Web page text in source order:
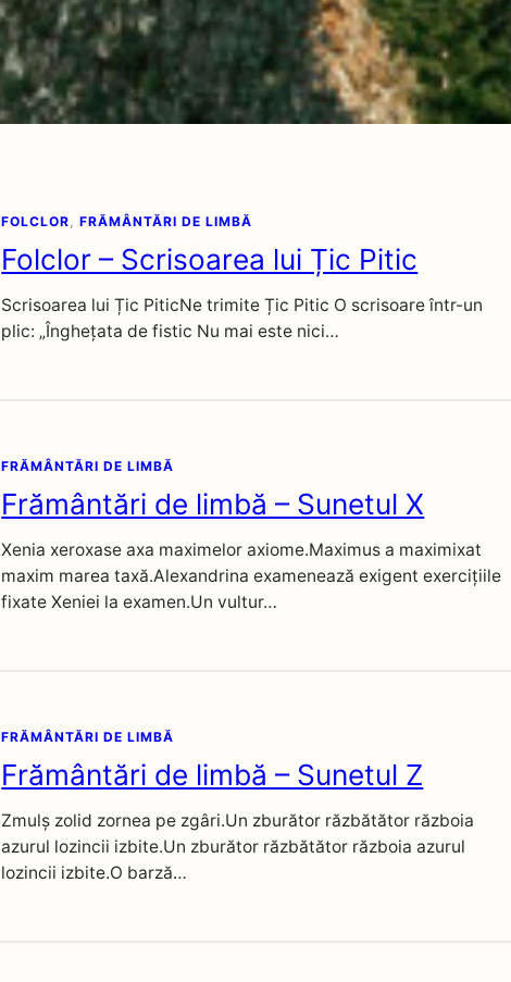
FOLCLOR , FRĂMÂNTĂRI DE LIMBĂ
Folclor – Scrisoarea lui Țic Pitic
Scrisoarea lui Țic PiticNe trimite Țic Pitic O scrisoare într-un
plic: „Înghețata de fistic Nu mai este nici…
FRĂMÂNTĂRI DE LIMBĂ
Frământări de limbă – Sunetul X
Xenia xeroxase axa maximelor axiome.Maximus a maximixat
maxim marea taxă.Alexandrina examenează exigent exercițiile
fixate Xeniei la examen.Un vultur…
FRĂMÂNTĂRI DE LIMBĂ
Frământări de limbă – Sunetul Z
Zmulș zolid zornea pe zgâri.Un zburător răzbătător războia
azurul lozincii izbite.Un zburător răzbătător războia azurul
lozincii izbite.O barză…